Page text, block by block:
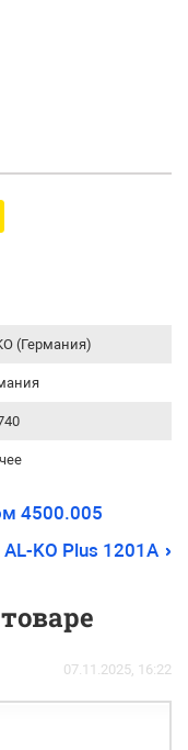
(Германия)
4500.005
KO Plus 1201A
07.11.2025, 16:22